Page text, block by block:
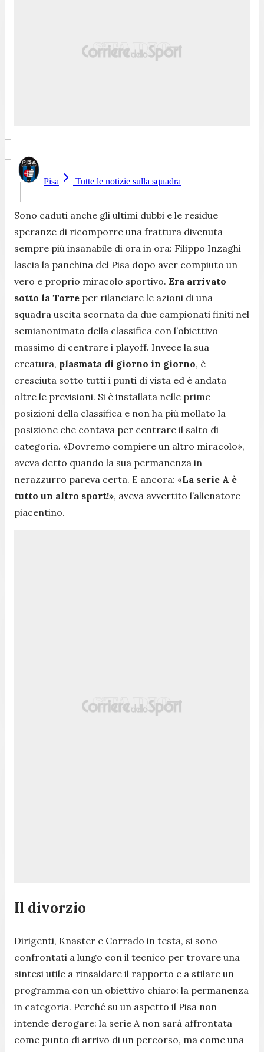
Pisa Tutte le notizie sulla squadra
Sono caduti anche gli ultimi dubbi e le residue
speranze di ricomporre una frattura divenuta
sempre più insanabile di ora in ora: Filippo Inzaghi
lascia la panchina del Pisa dopo aver compiuto un
vero e proprio miracolo sportivo. Era arrivato
sotto la Torre per rilanciare le azioni di una
squadra uscita scornata da due campionati finiti nel
semianonimato della classifica con l’obiettivo
massimo di centrare i playoff. Invece la sua
creatura, plasmata di giorno in giorno, è
cresciuta sotto tutti i punti di vista ed è andata
oltre le previsioni. Si è installata nelle prime
posizioni della classifica e non ha più mollato la
posizione che contava per centrare il salto di
categoria. «Dovremo compiere un altro miracolo»,
aveva detto quando la sua permanenza in
nerazzurro pareva certa. E ancora: «La serie A è
tutto un altro sport!», aveva avvertito l’allenatore
piacentino.
Il divorzio
Dirigenti, Knaster e Corrado in testa, si sono
confrontati a lungo con il tecnico per trovare una
sintesi utile a rinsaldare il rapporto e a stilare un
programma con un obiettivo chiaro: la permanenza
in categoria. Perché su un aspetto il Pisa non
intende derogare: la serie A non sarà affrontata
come punto di arrivo di un percorso, ma come una